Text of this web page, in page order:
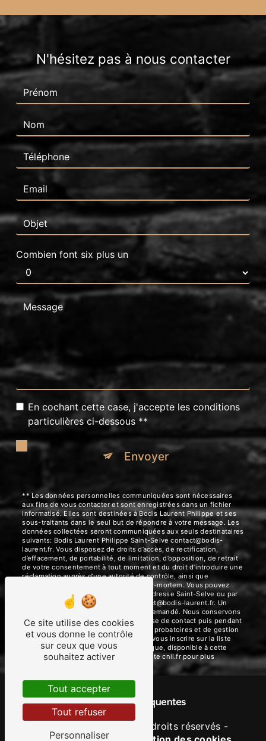
N'hésitez pas à nous contacter
Combien font six plus un
En cochant cette case, j'accepte les conditions
particulières ci-dessous **
Envoyer
** Les données personnelles communiquées sont nécessaires
aux fins de vous contacter et sont enregistrées dans un fichier
informatisé. Elles sont destinées à Bodis Laurent Philippe et ses
sous-traitants dans le seul but de répondre à votre message. Les
données collectées seront communiquées aux seuls destinataires
suivants: Bodis Laurent Philippe Saint-Selve contact@bodis-
laurent.fr. Vous disposez de droits d’accès, de rectification,
d’effacement, de portabilité, de limitation, d’opposition, de retrait
de votre consentement à tout moment et du droit d’introduire une
réclamation auprès d’une autorité de contrôle, ainsi que
d’organiser le sort de vos données post-mortem. Vous pouvez
exercer ces droits par voie postale à l'adresse Saint-Selve ou par
courrier électronique à l'adresse contact@bodis-laurent.fr. Un
justificatif d'identité pourra vous être demandé. Nous conservons
vos données pendant la période de prise de contact puis pendant
la durée de prescription légale aux fins probatoires et de gestion
des contentieux. Vous avez le droit de vous inscrire sur la liste
d'opposition au démarchage téléphonique, disponible à cette
adresse: Bloctel.gouv.fr. Consultez le site cnil.fr pour plus
Recherches fréquentes
- 2026 - Tous droits réservés -
Ce site utilise des cookies
et vous donne le contrôle
sur ceux que vous
souhaitez activer
Tout accepter
Tout refuser
Personnaliser